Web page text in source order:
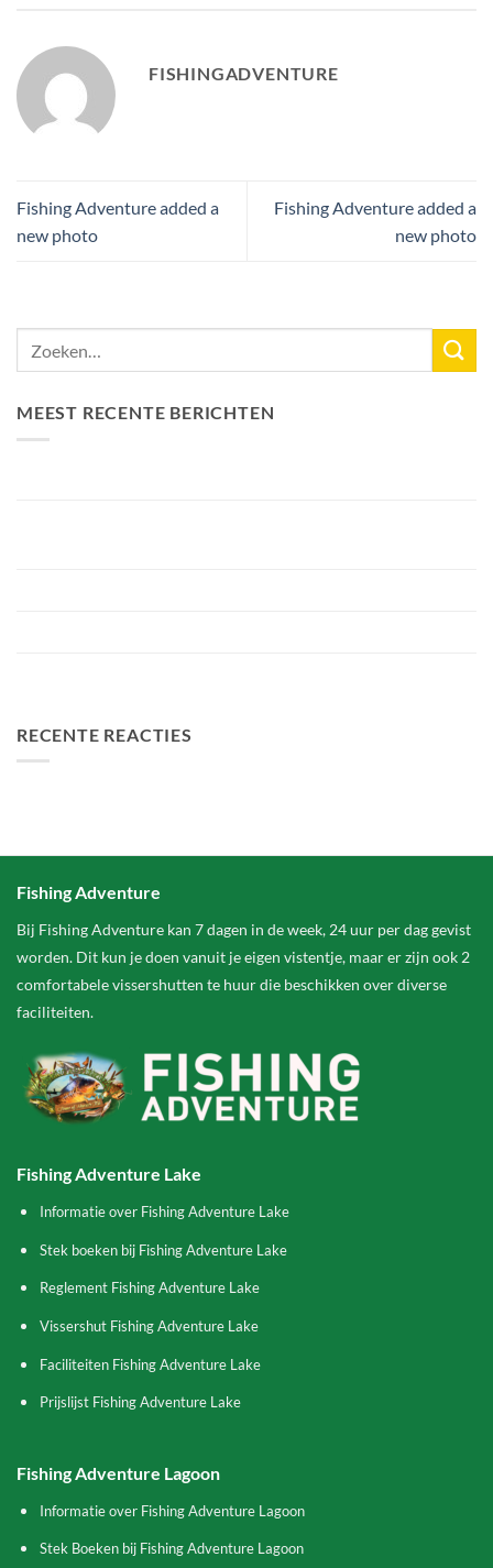
FISHINGADVENTURE
Fishing Adventure added a
new photo
Fishing Adventure added a
new photo
MEEST RECENTE BERICHTEN
RECENTE REACTIES
Fishing Adventure
Bij Fishing Adventure kan 7 dagen in de week, 24 uur per dag gevist
worden. Dit kun je doen vanuit je eigen vistentje, maar er zijn ook 2
comfortabele vissershutten te huur die beschikken over diverse
faciliteiten.
Fishing Adventure Lake
Informatie over Fishing Adventure Lake
Stek boeken bij Fishing Adventure Lake
Reglement Fishing Adventure Lake
Vissershut Fishing Adventure Lake
Faciliteiten Fishing Adventure Lake
Prijslijst Fishing Adventure Lake
Fishing Adventure Lagoon
Informatie over Fishing Adventure Lagoon
Stek Boeken bij Fishing Adventure Lagoon